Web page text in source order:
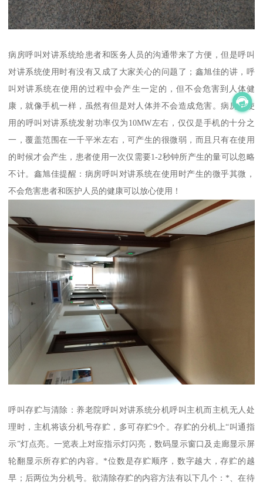
病房呼叫对讲系统给患者和医务人员的沟通带来了方便，但是呼叫
对讲系统使用时有没有又成了大家关心的问题了；鑫旭佳的讲，呼
叫对讲系统在使用的过程中会产生一定的，但不会危害到人体健
康，就像手机一样，虽然有但是对人体并不会造成危害。病房内使
用的呼叫对讲系统发射功率仅为10MW左右，仅仅是手机的十分之
一，覆盖范围在一千平米左右，可产生的很微弱，而且只有在使用
的时候才会产生，患者使用一次仅需要1-2秒钟所产生的量可以忽略
不计。鑫旭佳提醒：病房呼叫对讲系统在使用时产生的微乎其微，
不会危害患者和医护人员的健康可以放心使用！
呼叫存贮与清除：养老院呼叫对讲系统分机呼叫主机而主机无人处
理时，主机将该分机号存贮，多可存贮9个。存贮的分机上“叫通指
示”灯点亮。一览表上对应指示灯闪亮，数码显示窗口及走廊显示屏
轮翻显示所存贮的内容。*位数是存贮顺序，数字越大，存贮的越
早；后两位为分机号。欲清除存贮的内容方法有以下几个：*、在待